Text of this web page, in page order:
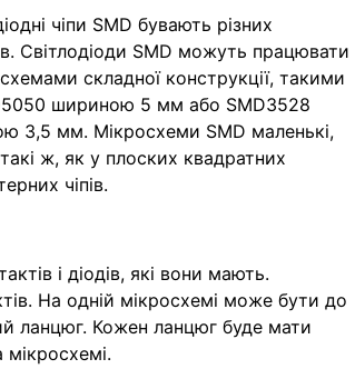
чіпи SMD бувають різних
Світлодіоди SMD можуть працювати
складної конструкції, такими
шириною 5 мм або SMD3528
3,5 мм. Мікросхеми SMD маленькі,
ж, як у плоских квадратних
чіпів.
і діодів, які вони мають.
На одній мікросхемі може бути до
ланцюг. Кожен ланцюг буде мати